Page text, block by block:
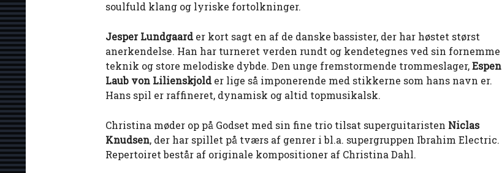
soulfuld klang og lyriske fortolkninger.
Jesper Lundgaarder kort sagt en af de danske bassister, der har høstet størst
anerkendelse. Han har turneret verden rundt og kendetegnes ved sin fornemme
teknik og store melodiske dybde. Den unge fremstormende trommeslager,Espen
Laub von Lilienskjolder lige så imponerende med stikkerne som hans navn er.
Hans spil er raffineret, dynamisk og altid topmusikalsk.
Christina møder op på Godset med sin fine trio tilsat superguitaristen Niclas
Knudsen, der har spillet på tværs af genrer i bl.a. supergruppen Ibrahim Electric.
Repertoiret består af originale kompositioner af Christina Dahl.